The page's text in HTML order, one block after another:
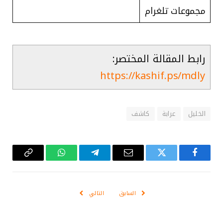
مجموعات تلغرام
رابط المقالة المختصر:
https://kashif.ps/mdly
الخليل عرابة كاشف
فيسبوك تويتر
البريد
تيلقرام واتساب Copy
السابق التالي